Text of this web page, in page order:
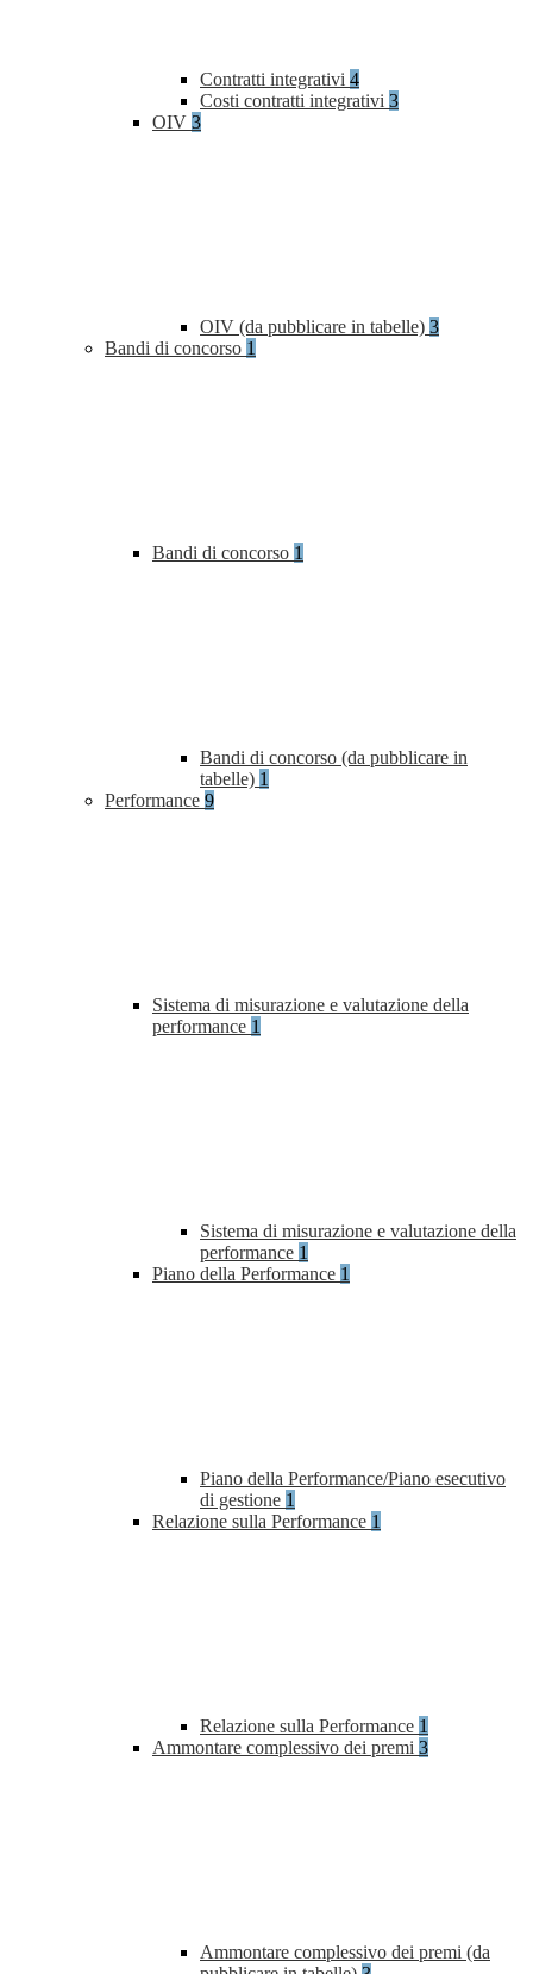
Contratti integrativi 4
Costi contratti integrativi 3
OIV 3
OIV (da pubblicare in tabelle) 3
Bandi di concorso 1
Bandi di concorso 1
Bandi di concorso (da pubblicare in
tabelle) 1
Performance 9
Sistema di misurazione e valutazione della
performance 1
Sistema di misurazione e valutazione della
performance 1
Piano della Performance 1
Piano della Performance/Piano esecutivo
di gestione 1
Relazione sulla Performance 1
Relazione sulla Performance 1
Ammontare complessivo dei premi 3
Ammontare complessivo dei premi (da